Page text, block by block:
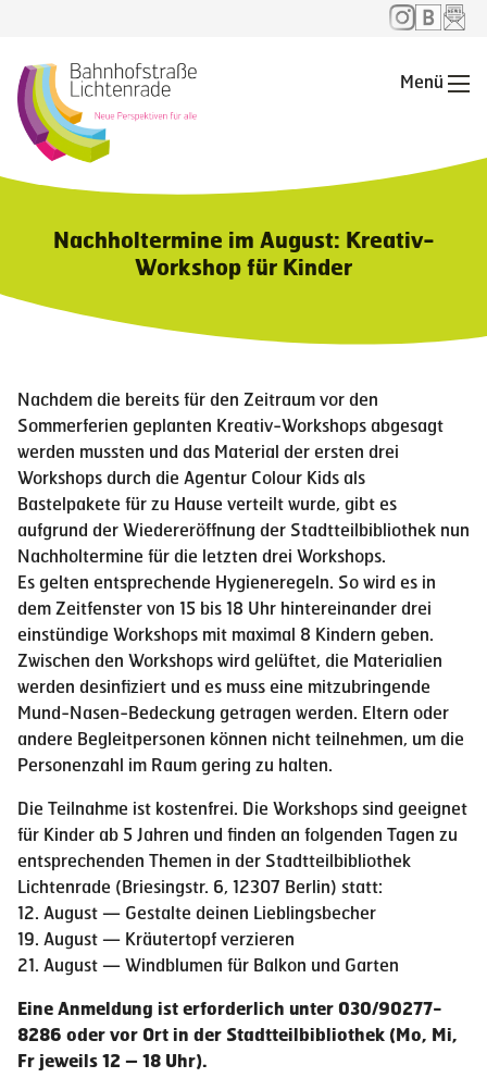
Menü
Nachholtermine im August: Kreativ-
Workshop für Kinder
Nachdem die bereits für den Zeitraum vor den
Sommerferien geplanten Kreativ-Workshops abgesagt
werden mussten und das Material der ersten drei
Workshops durch die Agentur Colour Kids als
Bastelpakete für zu Hause verteilt wurde, gibt es
aufgrund der Wiedereröffnung der Stadtteilbibliothek nun
Nachholtermine für die letzten drei Workshops.
Es gelten entsprechende Hygieneregeln. So wird es in
dem Zeitfenster von 15 bis 18 Uhr hintereinander drei
einstündige Workshops mit maximal 8 Kindern geben.
Zwischen den Workshops wird gelüftet, die Materialien
werden desinfiziert und es muss eine mitzubringende
Mund-Nasen-Bedeckung getragen werden. Eltern oder
andere Begleitpersonen können nicht teilnehmen, um die
Personenzahl im Raum gering zu halten.
Die Teilnahme ist kostenfrei. Die Workshops sind geeignet
für Kinder ab 5 Jahren und finden an folgenden Tagen zu
entsprechenden Themen in der Stadtteilbibliothek
Lichtenrade (Briesingstr. 6, 12307 Berlin) statt:
12. August — Gestalte deinen Lieblingsbecher
19. August — Kräutertopf verzieren
21. August — Windblumen für Balkon und Garten
Eine Anmeldung ist erforderlich unter 030/90277-
8286 oder vor Ort in der Stadtteilbibliothek (Mo, Mi,
Fr jeweils 12 – 18 Uhr).